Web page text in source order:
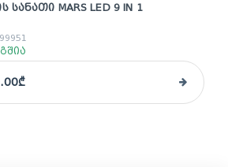
ᲡᲐᲜᲐᲗᲘ MARS LED 9 IN 1